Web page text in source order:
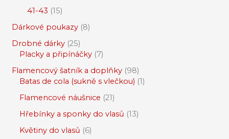
41-43 15
Dárkové poukazy 8
Drobné dárky 25
Placky a připínáčky 7
Flamencový šatník a doplňky 98
Batas de cola (sukně s vlečkou) 1
Flamencové náušnice 21
Hřebínky a sponky do vlasů 13
Květiny do vlasů 6